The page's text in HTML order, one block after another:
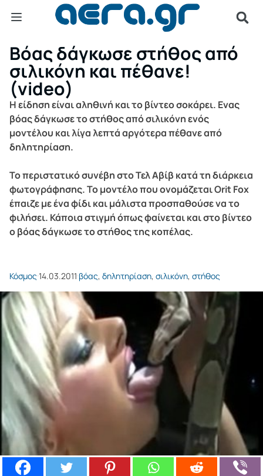
Βόας δάγκωσε στήθος από
σιλικόνη και πέθανε!
(video)
Η είδηση είναι αληθινή και το βίντεο σοκάρει. Ενας
βόας δάγκωσε το στήθος από σιλικόνη ενός
μοντέλου και λίγα λεπτά αργότερα πέθανε από
δηλητηρίαση.
Το περιστατικό συνέβη στο Τελ Αβίβ κατά τη διάρκεια
φωτογράφησης. Το μοντέλο που ονομάζεται Orit Fox
έπαιζε με ένα φίδι και μάλιστα προσπαθούσε να το
φιλήσει. Κάποια στιγμή όπως φαίνεται και στο βίντεο
ο βόας δάγκωσε το στήθος της κοπέλας.
Κόσμος 14.03.2011 βόας, δηλητηρίαση, σιλικόνη, στήθος